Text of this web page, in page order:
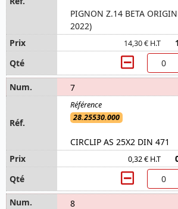
PIGNON Z.14 BETA
2022)
14,30 € H.T
7
28.25530.000
CIRCLIP AS 25X2 DIN 471
0,32 € H.T
8